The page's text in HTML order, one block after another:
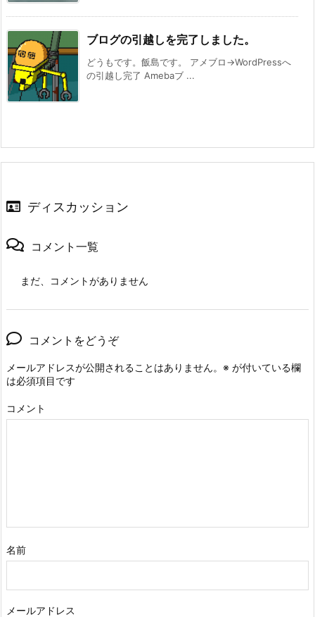
ブログの引越しを完了しました。
どうもです。飯島です。 アメブロ→WordPressへ
の引越し完了 Amebaブ ...
ディスカッション
コメント一覧
まだ、コメントがありません
コメントをどうぞ
メールアドレスが公開されることはありません。 ※ が付いている欄
は必須項目です
コメント
名前
メールアドレス